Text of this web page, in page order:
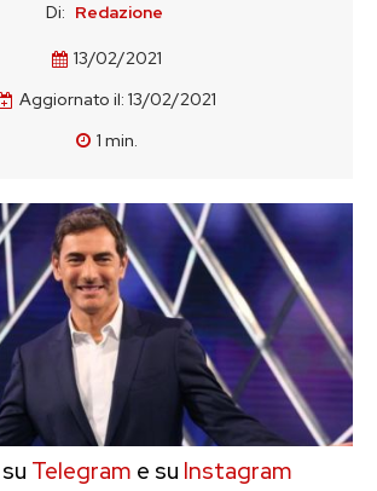
Di: Redazione
13/02/2021
Aggiornato il: 13/02/2021
1 min.
Telegram e su Instagram